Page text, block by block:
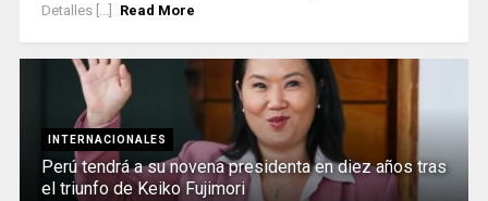
Detalles [...]
Read More
INTERNACIONALES
Perú tendrá a su novena presidenta en diez años tras
el triunfo de Keiko Fujimori